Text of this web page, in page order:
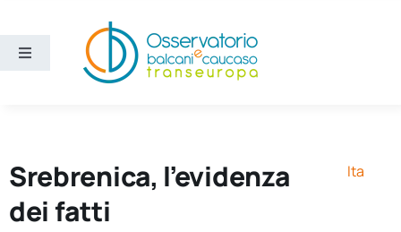
contenuto
Toggle
Ricerca e divulgazione
Srebrenica, l’evidenza
dei fatti
Ita